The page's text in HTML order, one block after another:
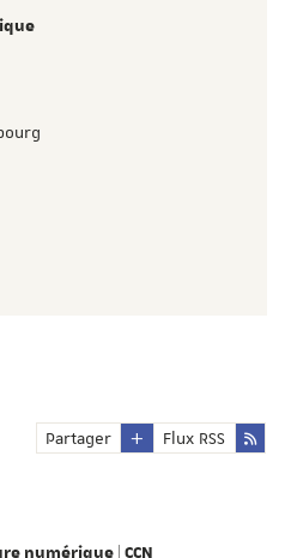
Partager Flux RSS
numérique | CCN